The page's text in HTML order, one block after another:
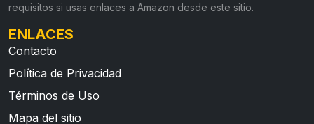
requisitos si usas enlaces a Amazon desde este sitio.
ENLACES
Contacto
Política de Privacidad
Términos de Uso
Mapa del sitio